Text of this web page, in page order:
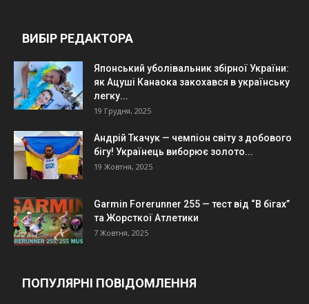
ВИБІР РЕДАКТОРА
Японський уболівальник збірної України:
як Ацуші Канаока закохався в українську
легку...
19 Грудня, 2025
Андрій Ткачук — чемпіон світу з добового
бігу! Українець виборює золото...
19 Жовтня, 2025
Garmin Forerunner 255 — тест від “В бігах”
та Жорсткої Атлетики
7 Жовтня, 2025
ПОПУЛЯРНІ ПОВІДОМЛЕННЯ